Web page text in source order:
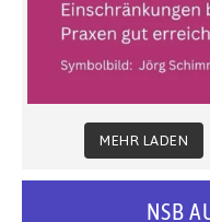
MEHR LADEN
NSB